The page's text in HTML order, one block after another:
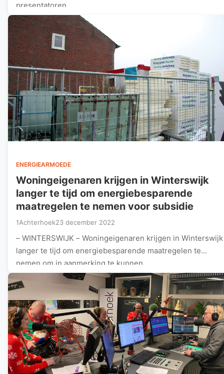
presentatoren…
ENERGIEARMOEDE
Woningeigenaren krijgen in Winterswijk
langer te tijd om energiebesparende
maatregelen te nemen voor subsidie
1Achterhoek23 december 2022
– WINTERSWIJK – Woningeigenaren krijgen in Winterswijk
langer te tijd om energiebesparende maatregelen te
nemen om in aanmerking te kunnen…